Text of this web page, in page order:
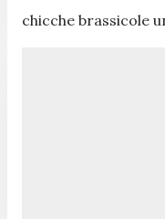
chicche brassicole